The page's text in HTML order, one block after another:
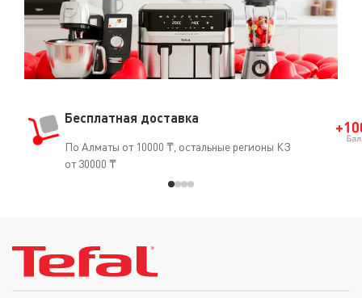
Бесплатная доставка
По Алматы от 10000 ₸, остальные регионы КЗ
от 30000 ₸